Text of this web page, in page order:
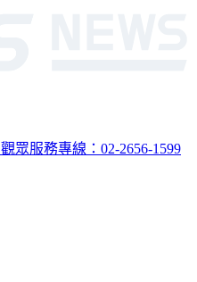
觀眾服務專線：02-2656-1599